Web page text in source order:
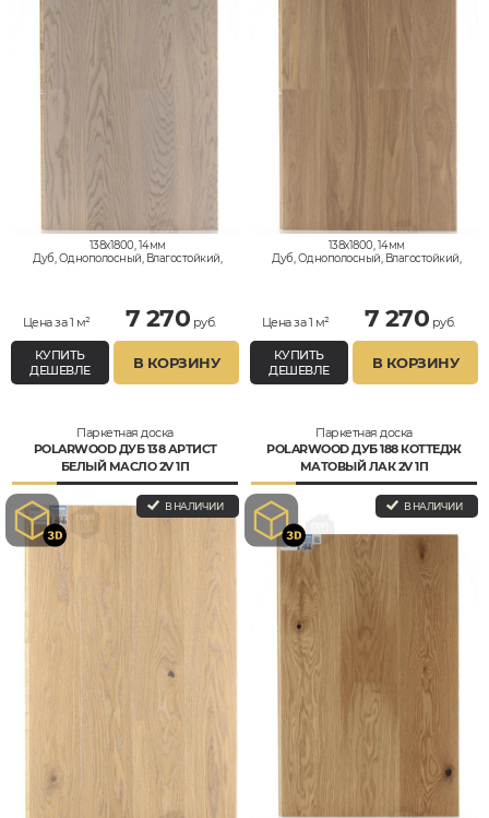
138x1800, 14мм
Дуб, Однополосный, Влагостойкий,
Цена за 1 м² 7 270 руб.
КУПИТЬ
ДЕШЕВЛЕ
В КОРЗИНУ
138x1800, 14мм
Дуб, Однополосный, Влагостойкий,
Цена за 1 м² 7 270 руб.
КУПИТЬ
ДЕШЕВЛЕ
В КОРЗИНУ
Паркетная доска
POLARWOOD ДУБ 138 АРТИСТ
БЕЛЫЙ МАСЛО 2V 1П
В НАЛИЧИИ
Паркетная доска
POLARWOOD ДУБ 188 КОТТЕДЖ
МАТОВЫЙ ЛАК 2V 1П
В НАЛИЧИИ